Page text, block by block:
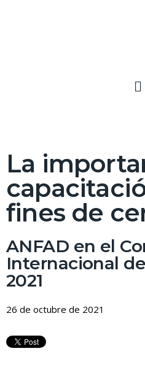
La
fines de
ANFAD en el
Internacional
2021
26 de octubre de 2021